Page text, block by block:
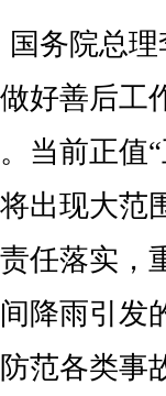
务院总
好善后工
当前正值
出现大范
任落实，
降雨引发
范各类事